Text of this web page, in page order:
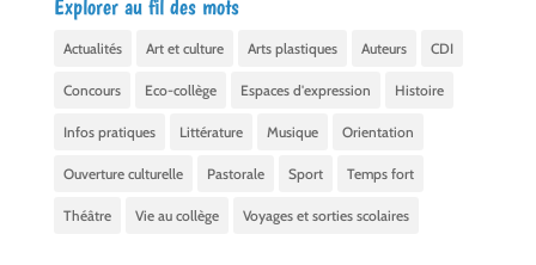
Explorer au fil des mots
Actualités Art et culture Arts plastiques Auteurs CDI
Concours Eco-collège Espaces d'expression Histoire
Infos pratiques Littérature Musique Orientation
Ouverture culturelle Pastorale Sport Temps fort
Théâtre Vie au collège Voyages et sorties scolaires